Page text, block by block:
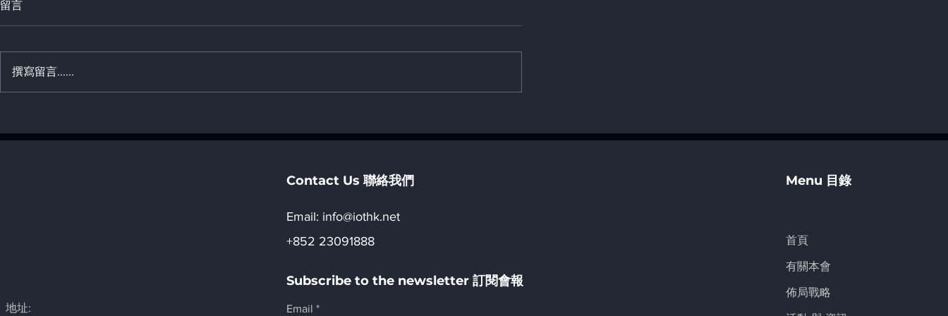
型交流日2026」活動詳情
Thailand, 2026
力：踏上新型工業化和可持續
留言
撰寫留言......
地址:
Contact Us 聯絡我們
Email:​ info@iothk.net
+852 23091888
Subscribe to the newsletter 訂閱會報
Email
Menu 目錄
首頁
有關本會
佈局戰略